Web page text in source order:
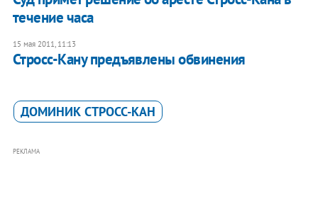
течение часа
15 мая 2011, 11:13
Стросс-Кану предъявлены обвинения
ДОМИНИК СТРОСС-КАН
РЕКЛАМА